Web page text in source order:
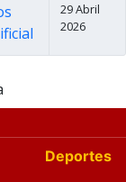
29 Abril
2026
Deportes